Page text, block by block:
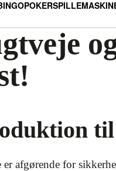
POKER
er afgørende for